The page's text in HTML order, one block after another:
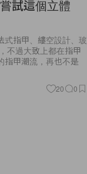
試這個立體
式指甲、縷空設計、玻
不過大致上都在指甲
指甲潮流，再也不是
20 0